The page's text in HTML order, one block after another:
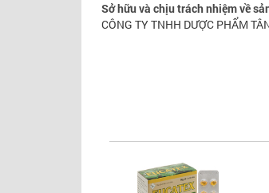
Sở hữu và chịu trách nhiệm về
CÔNG TY TNHH DƯỢC PHẨM